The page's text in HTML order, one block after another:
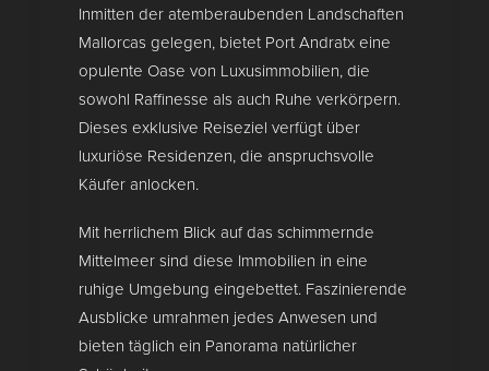
Inmitten der atemberaubenden Landschaften
Mallorcas gelegen, bietet Port Andratx eine
opulente Oase von Luxusimmobilien, die
sowohl Raffinesse als auch Ruhe verkörpern.
Dieses exklusive Reiseziel verfügt über
luxuriöse Residenzen, die anspruchsvolle
Käufer anlocken.
Mit herrlichem Blick auf das schimmernde
Mittelmeer sind diese Immobilien in eine
ruhige Umgebung eingebettet. Faszinierende
Ausblicke umrahmen jedes Anwesen und
bieten täglich ein Panorama natürlicher